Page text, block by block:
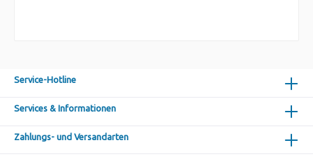
Service-Hotline
Services & Informationen
Zahlungs- und Versandarten